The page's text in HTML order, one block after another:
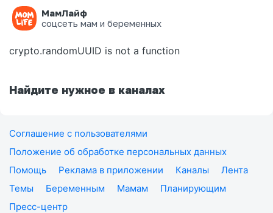
МамЛайф
соцсеть мам и беременных
Ошибка на странице
crypto.randomUUID is not a function
Найдите нужное в каналах
Соглашение с пользователями
Положение об обработке персональных данных
Помощь
Реклама в приложении Каналы
Лента
Темы
Беременным Мамам
Планирующим
Пресс-центр